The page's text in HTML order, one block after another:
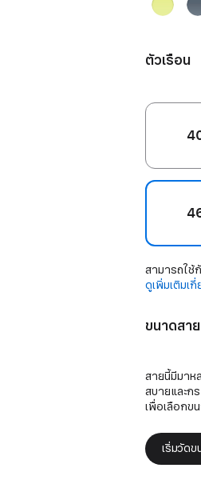
นีออน
เ
อร์
ตัวเรือน
สามารถใช้
ดูเพิ่มเติมเ
ขนาดสาย
สายนี้มีมาห
สบายและก
เพื่อเลือก
เริ่มวัดข